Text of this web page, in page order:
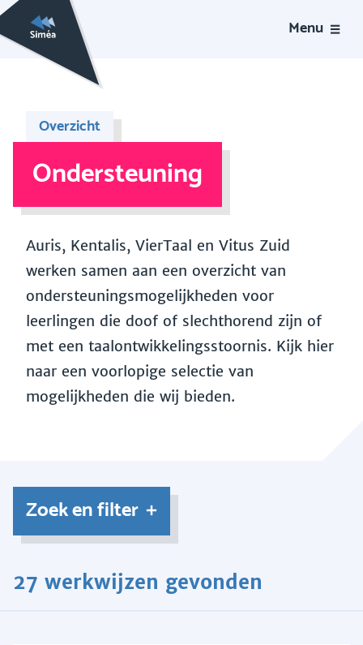
Menu
Overzicht
Ondersteuning
Auris, Kentalis, VierTaal en Vitus Zuid
werken samen aan een overzicht van
ondersteuningsmogelijkheden voor
leerlingen die doof of slechthorend zijn of
met een taalontwikkelingsstoornis. Kijk hier
naar een voorlopige selectie van
mogelijkheden die wij bieden.
Zoek en filter
27 werkwijzen gevonden